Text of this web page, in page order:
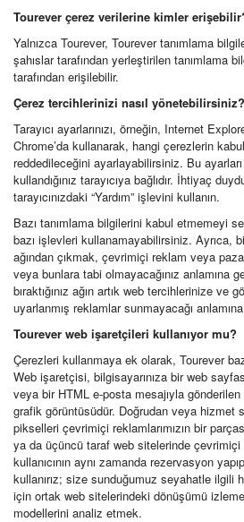
Tourever çerez verilerine kimler
Yalnızca Tourever, Tourever tanımlama
şahıslar tarafından yerleştirilen tanımlama
tarafından erişilebilir.
Çerez tercihlerinizi nasıl yönetebilirsiniz?
Tarayıcı ayarlarınızı, örneğin, Internet
Chrome’da kullanarak, hangi çerezlerin
reddedileceğini ayarlayabilirsiniz. Bu ayarları
kullandığınız tarayıcıya bağlıdır. İhtiyaç
tarayıcınızdaki “Yardım” işlevini kullanın.
Bazı tanımlama bilgilerini kabul etmemeyi
bazı işlevleri kullanamayabilirsiniz. Ayrıca,
ağından çıkmak, çevrimiçi reklam veya
veya bunlara tabi olmayacağınız anlamına
bıraktığınız ağın artık web tercihlerinize ve
uyarlanmış reklamlar sunmayacağı
Tourever web işaretçileri kullanıyor mu?
Çerezleri kullanmaya ek olarak, Tourever
Web işaretçisi, bilgisayarınıza bir web
veya bir HTML e-posta mesajıyla
grafik görüntüsüdür. Doğrudan veya hizmet
pikselleri çevrimiçi reklamlarımızın bir
ya da üçüncü taraf web sitelerinde
kullanıcının aynı zamanda rezervasyon
kullanırız; size sunduğumuz seyahatle ilgili
için ortak web sitelerindeki dönüşümü
modellerini analiz etmek.